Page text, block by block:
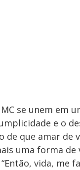
se unem em
e o
de que amar de
uma forma
vida, me